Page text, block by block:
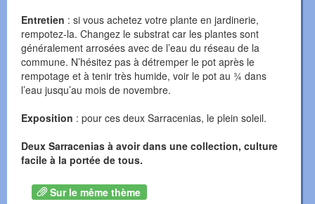
Entretien : si vous achetez votre plante en jardinerie,
rempotez-la. Changez le substrat car les plantes sont
généralement arrosées avec de l’eau du réseau de la
commune. N’hésitez pas à détremper le pot après le
rempotage et à tenir très humide, voir le pot au ¾ dans
l’eau jusqu’au mois de novembre.
Exposition : pour ces deux Sarracenias, le plein soleil.
Deux Sarracenias à avoir dans une collection, culture
facile à la portée de tous.
Sur le même thème